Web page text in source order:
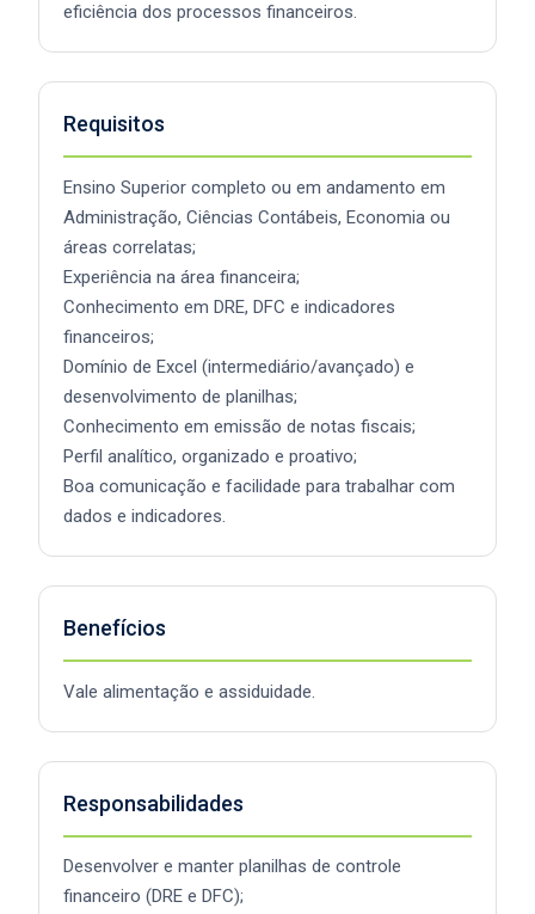
eficiência dos processos financeiros.
Requisitos
Ensino Superior completo ou em andamento em
Administração, Ciências Contábeis, Economia ou
áreas correlatas;
Experiência na área financeira;
Conhecimento em DRE, DFC e indicadores
financeiros;
Domínio de Excel (intermediário/avançado) e
desenvolvimento de planilhas;
Conhecimento em emissão de notas fiscais;
Perfil analítico, organizado e proativo;
Boa comunicação e facilidade para trabalhar com
dados e indicadores.
Benefícios
Vale alimentação e assiduidade.
Responsabilidades
Desenvolver e manter planilhas de controle
financeiro (DRE e DFC);